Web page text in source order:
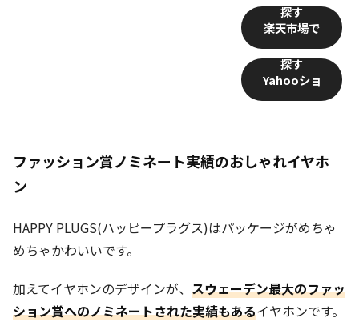
楽天市場
Yahooショ
ファッション賞ノミネート実績のおしゃれイヤホ
ン
HAPPY PLUGS(ハッピープラグス)はパッケージがめちゃ
めちゃかわいいです。
加えてイヤホンのデザインが、 スウェーデン最大のファッ
ション賞へのノミネートされた実績もあるイヤホンです。